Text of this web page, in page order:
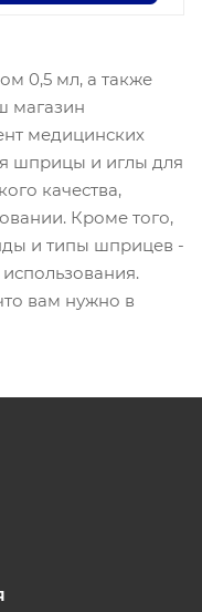
0,5 мл, а также
магазин
медицинских
шприцы и иглы для
качества,
Кроме того,
и типы шприцев -
вам нужно в